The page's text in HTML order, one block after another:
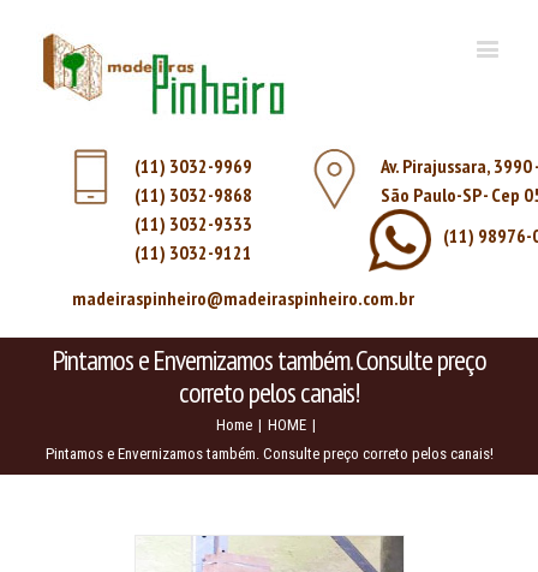
(11) 3032-9969
(11) 3032-9868
(11) 3032-9333
(11) 3032-9121
Av. Pirajussara,
São Paulo-SP - Cep
(11) 98976-
madeiraspinheiro@madeiraspinheiro.com.br
Pintamos e Envernizamos também. Consulte preço
correto pelos canais!
Home | HOME |
Pintamos e Envernizamos também. Consulte preço correto pelos canais!